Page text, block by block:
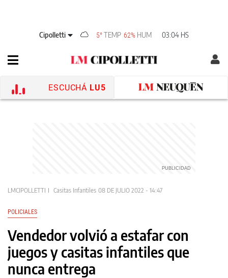
Cipolletti 5°TEMP 62% HUM 03:04 HS
ESCUCHÁ LU5
LMCIPOLLETTI Casitas Infantiles 08 DE JULIO 2022 - 14:47
POLICIALES
Vendedor volvió a estafar con
juegos y casitas infantiles que
nunca entrega